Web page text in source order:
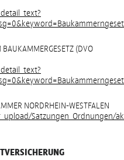
(DVO
NORDRHEIN-WESTFALEN
Satzungen_Ordnungen/